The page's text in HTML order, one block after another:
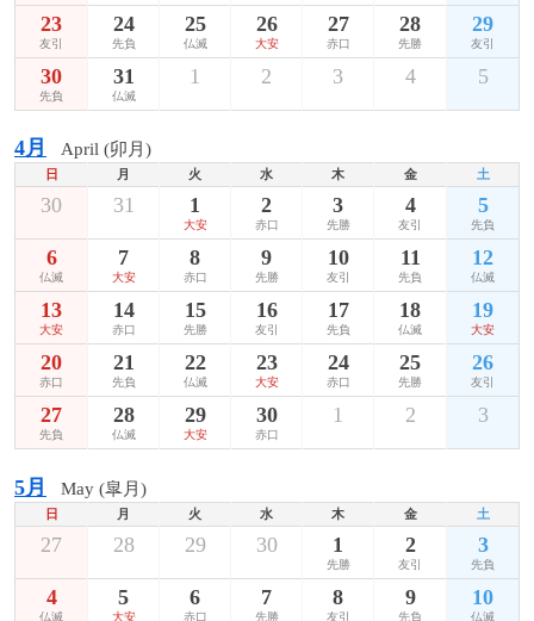
23
友引
24
先負
25
仏滅
26
大安
27
赤口
28
先勝
29
友引
30
先負
31
仏滅
1 2 3 4 5
4月 April (卯月)
日 月 火 水 木 金 土
30 31 1
大安
2
赤口
3
先勝
4
友引
5
先負
6
仏滅
7
大安
8
赤口
9
先勝
10
友引
11
先負
12
仏滅
13
大安
14
赤口
15
先勝
16
友引
17
先負
18
仏滅
19
大安
20
赤口
21
先負
22
仏滅
23
大安
24
赤口
25
先勝
26
友引
27
先負
28
仏滅
29
大安
30
赤口
1 2 3
5月 May (皐月)
日 月 火 水 木 金 土
27 28 29 30 1
先勝
2
友引
3
先負
4
仏滅
5
大安
6
赤口
7
先勝
8
友引
9
先負
10
仏滅